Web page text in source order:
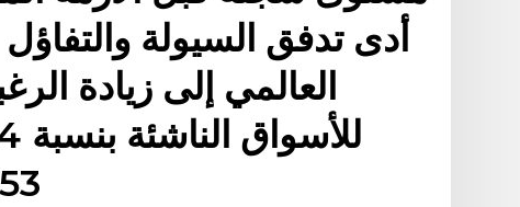
أدى تدفق السيولة
العالمي إلى زيادة